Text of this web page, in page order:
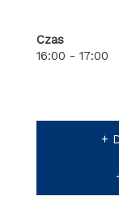
Czas
16:00 - 17:00
+